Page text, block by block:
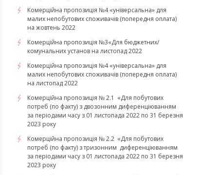
Комерційна пропозиція №4 «універсальна» для
малих непобутових споживачів (попередня оплата)
на жовтень 2022
Комерційна пропозиція №3«Для бюджетних/
комунальних установ на листопад 2022
Комерційна пропозиція №4 «універсальна» для
малих непобутових споживачів (попередня оплата)
на листопад 2022
Комерційна пропозиція № 2.1 «Для побутових
потреб (по факту) з двозонним диференціюванням
за періодами часу з 01 листопада 2022 по 31 березня
2023 року
Комерційна пропозиція № 2.2 «Для побутових
потреб (по факту) з тризонним диференціюванням
за періодами часу з 01 листопада 2022 по 31 березня
2023 року